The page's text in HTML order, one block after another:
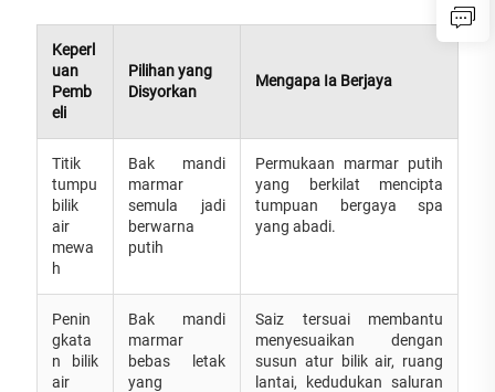
Keperl
uan
Pemb
eli
Pilihan yang
Disyorkan
Mengapa Ia Berjaya
Titik
tumpu
bilik
air
mewa
h
Bak mandi
marmar
semula jadi
berwarna
putih
Permukaan marmar putih
yang berkilat mencipta
tumpuan bergaya spa
yang abadi.
Penin
gkata
n bilik
air
Bak mandi
marmar
bebas letak
yang
Saiz tersuai membantu
menyesuaikan dengan
susun atur bilik air, ruang
lantai, kedudukan saluran